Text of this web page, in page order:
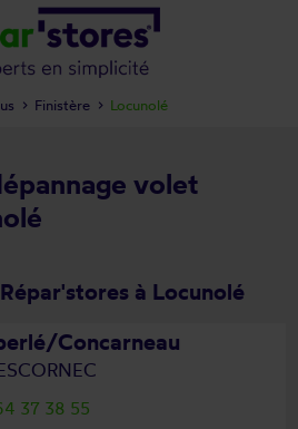
volet
à Locunolé
Concarneau
37 38 55
Finistère Locunolé